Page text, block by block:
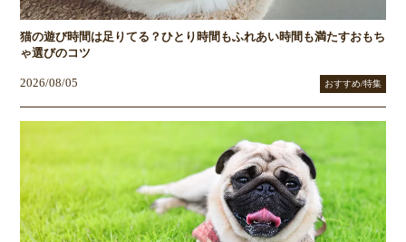
猫の遊び時間は足りてる？ひとり時間もふれあい時間も満たすおもち
ゃ選びのコツ
2026/08/05 おすすめ/特集